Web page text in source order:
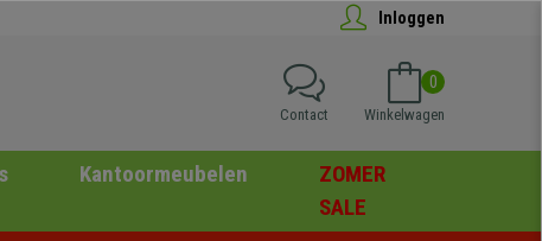
Inloggen
0
Winkelwagen
Contact
Kantoormeubelen
ZOMER
SALE